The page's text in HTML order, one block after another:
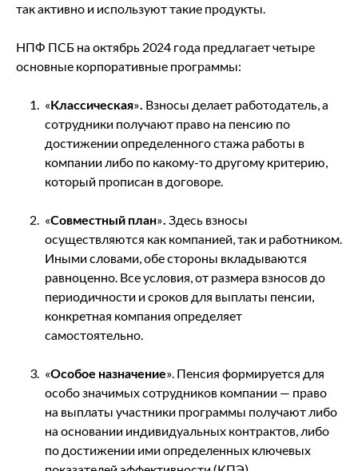
так активно и используют такие продукты.
НПФ ПСБ на октябрь 2024 года предлагает четыре
основные корпоративные программы:
«Классическая». Взносы делает работодатель, а
сотрудники получают право на пенсию по
достижении определенного стажа работы в
компании либо по какому-то другому критерию,
который прописан в договоре.
«Совместный план». Здесь взносы
осуществляются как компанией, так и работником.
Иными словами, обе стороны вкладываются
равноценно. Все условия, от размера взносов до
периодичности и сроков для выплаты пенсии,
конкретная компания определяет
самостоятельно.
«Особое назначение». Пенсия формируется для
особо значимых сотрудников компании ― право
на выплаты участники программы получают либо
на основании индивидуальных контрактов, либо
по достижении ими определенных ключевых